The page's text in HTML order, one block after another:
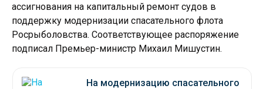
ассигнования на капитальный ремонт судов в
поддержку модернизации спасательного флота
Росрыболовства. Соответствующее распоряжение
подписал Премьер-министр Михаил Мишустин.
На модернизацию спасательного